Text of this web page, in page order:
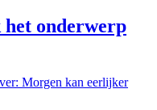
onderwerp
Morgen kan eerlijker